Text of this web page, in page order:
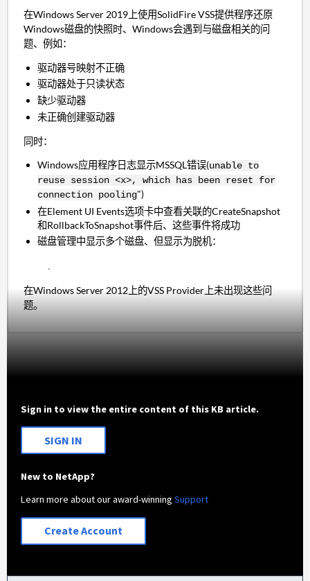
在Windows Server 2019上使用SolidFire VSS提供程序还原
Windows磁盘的快照时、Windows会遇到与磁盘相关的问
题、例如：
驱动器号映射不正确
驱动器处于只读状态
缺少驱动器
未正确创建驱动器
同时：
Windows应用程序日志显示MSSQL错误(unable to
reuse session <x>, which has been reset for
connection pooling")
在Element UI Events选项卡中查看关联的CreateSnapshot
和RollbackToSnapshot事件后、这些事件将成功
磁盘管理中显示多个磁盘、但显示为脱机：
在Windows Server 2012上的VSS Provider上未出现这些问
题。
Sign in to view the entire content of this KB article.
SIGN IN
New to NetApp?
Learn more about our award-winningSupport
Create Account